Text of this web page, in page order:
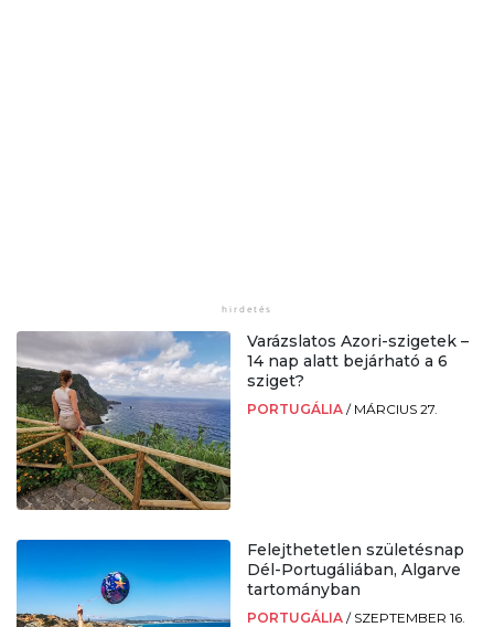
Varázslatos Azori-szigetek –
14 nap alatt bejárható a 6
sziget?
PORTUGÁLIA / MÁRCIUS 27.
Felejthetetlen születésnap
Dél-Portugáliában, Algarve
tartományban
PORTUGÁLIA / SZEPTEMBER 16.